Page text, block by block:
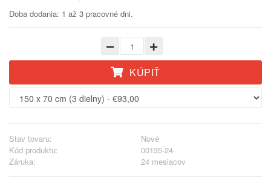
Doba dodania: 1 až 3 pracovné dni.
KÚPIŤ
Stav tovaru:
Nové
Kód produktu:
00135-24
Záruka:
24 mesiacov